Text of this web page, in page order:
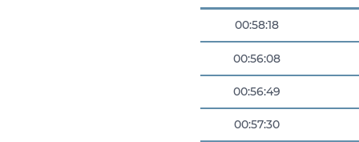
00:58:18
00:56:08
00:56:49
00:57:30